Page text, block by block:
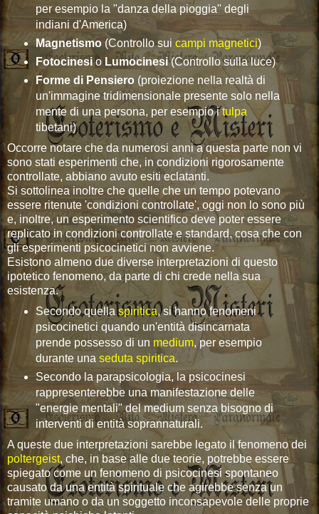
per esempio la "danza della pioggia" degli
indiani d'America)
Magnetismo(Controllo sui campi magnetici)
Fotocinesio Lumocinesi(Controllo sulla luce)
Forme di Pensiero(proiezione nella realtà di
un'immagine tridimensionale presente solo nella
mente di una persona, per esempio itulpa
tibetani)
Occorre notare che da numerosi anni a questa parte non vi
sono stati esperimenti che, in condizioni rigorosamente
controllate, abbiano avuto esiti eclatanti.
Si sottolinea inoltre che quelle che un tempo potevano
essere ritenute 'condizioni controllate', oggi non lo sono più
e, inoltre, un esperimento scientifico deve poter essere
replicato in condizioni controllate e standard, cosa che con
gli esperimenti psicocinetici non avviene.
Esistono almeno due diverse interpretazioni di questo
ipotetico fenomeno, da parte di chi crede nella sua
esistenza.
Secondo quella spiritica, si hanno fenomeni
psicocinetici quando un'entità disincarnata
prende possesso di un medium, per esempio
durante una seduta spiritica.
Secondo la parapsicologia, la psicocinesi
rappresenterebbe una manifestazione delle
"energie mentali" del medium senza bisogno di
interventi di entità soprannaturali.
A queste due interpretazioni sarebbe legato il fenomeno dei
poltergeist, che, in base alle due teorie, potrebbe essere
spiegato come un fenomeno di psicocinesi spontaneo
causato da una entità spirituale che agirebbe senza un
tramite umano o da un soggetto inconsapevole delle proprie